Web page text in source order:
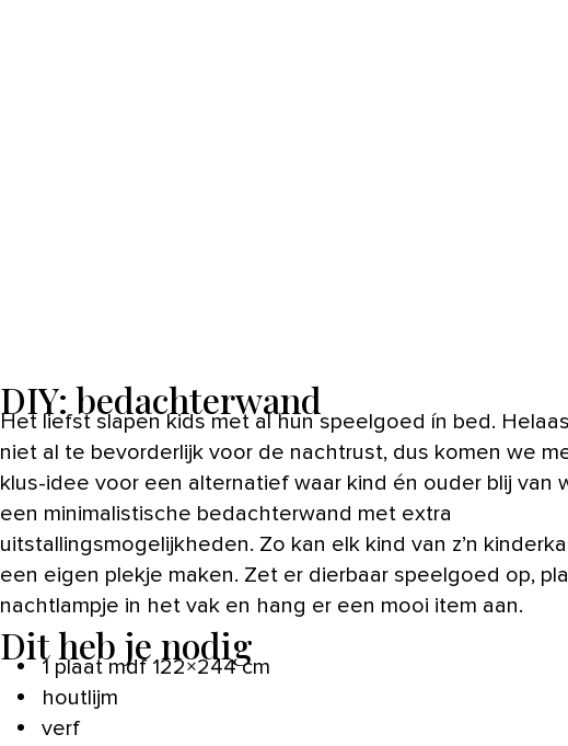
DIY: bedachterwand
Het liefst slapen kids met al hun speelgoed ín bed. Helaas is dat
niet al te bevorderlijk voor de nachtrust, dus komen we
klus-idee voor een alternatief waar kind én ouder blij van
een minimalistische bedachterwand met extra
uitstallingsmogelijkheden. Zo kan elk kind van z’n
een eigen plekje maken. Zet er dierbaar speelgoed op,
nachtlampje in het vak en hang er een mooi item aan.
Dit heb je nodig
1 plaat mdf 122×244 cm
houtlijm
verf